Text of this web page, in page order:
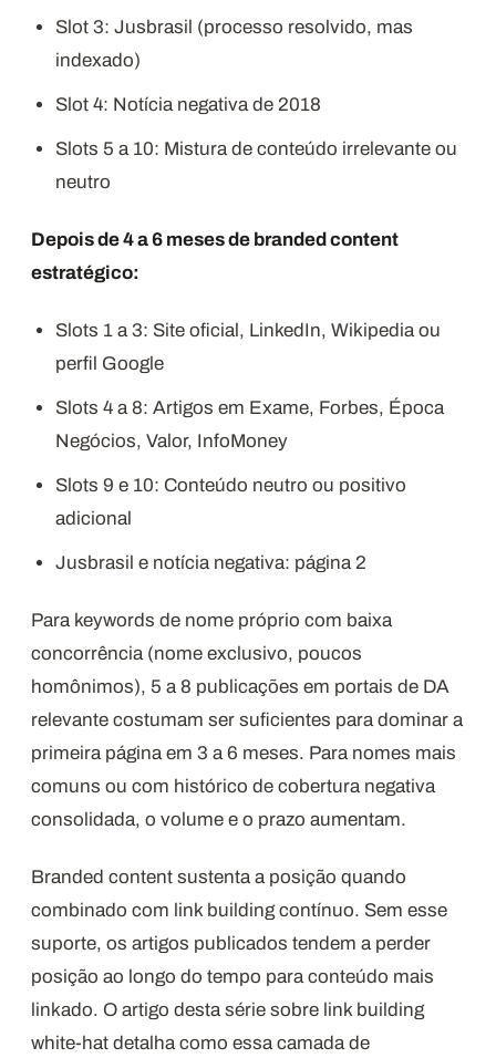
Slot 3: Jusbrasil (processo resolvido, mas
indexado)
Slot 4: Notícia negativa de 2018
Slots 5 a 10: Mistura de conteúdo irrelevante ou
neutro
Depois de 4 a 6 meses de branded content
estratégico:
Slots 1 a 3: Site oficial, LinkedIn, Wikipedia ou
perfil Google
Slots 4 a 8: Artigos em Exame, Forbes, Época
Negócios, Valor, InfoMoney
Slots 9 e 10: Conteúdo neutro ou positivo
adicional
Jusbrasil e notícia negativa: página 2
Para keywords de nome próprio com baixa
concorrência (nome exclusivo, poucos
homônimos), 5 a 8 publicações em portais de DA
relevante costumam ser suficientes para dominar a
primeira página em 3 a 6 meses. Para nomes mais
comuns ou com histórico de cobertura negativa
consolidada, o volume e o prazo aumentam.
Branded content sustenta a posição quando
combinado com link building contínuo. Sem esse
suporte, os artigos publicados tendem a perder
posição ao longo do tempo para conteúdo mais
linkado. O artigo desta série sobre link building
white-hat detalha como essa camada de